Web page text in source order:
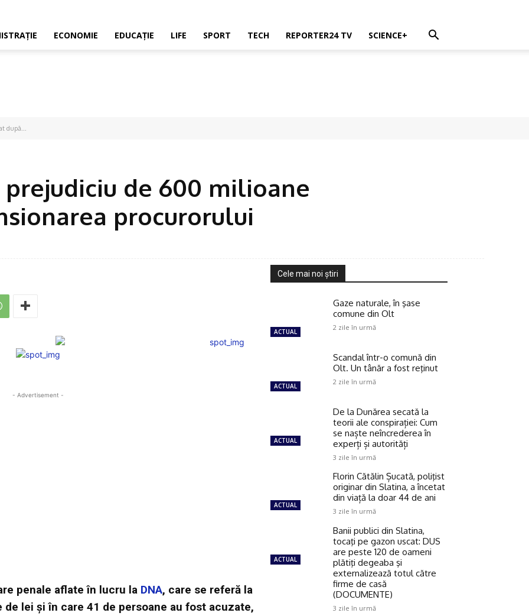
ECONOMIE EDUCAŢIE LIFE SPORT TECH REPORTER24 TV SCIENCE+
după...
prejudiciu de 600 milioane
procurorului
- Advertisement -
penale aflate în lucru la DNA, care se referă la
lei și în care 41 de persoane au fost acuzate,
Cele mai noi ştiri
ACTUAL
Gaze naturale, în şase
comune din Olt
2 zile în urmă
ACTUAL
Scandal într-o comună din
Olt. Un tânăr a fost reţinut
2 zile în urmă
ACTUAL
De la Dunărea secată la
teorii ale conspirației: Cum
se naște neîncrederea în
experți și autorități
3 zile în urmă
ACTUAL
Florin Cătălin Șucată, poliţist
originar din Slatina, a încetat
din viață la doar 44 de ani
3 zile în urmă
ACTUAL
Banii publici din Slatina,
tocaţi pe gazon uscat: DUS
are peste 120 de oameni
plătiţi degeaba şi
externalizează totul către
firme de casă
(DOCUMENTE)
3 zile în urmă